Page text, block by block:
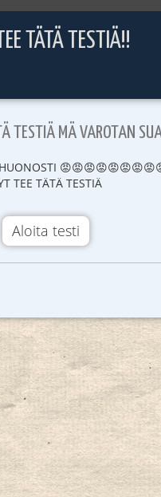
TÄTÄ TESTIÄ!!
TESTIÄ MÄ VAROTAN
HUONOSTI
TEE TÄTÄ TESTIÄ
Aloita testi